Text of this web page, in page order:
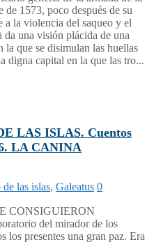
1573, poco después de su
a la violencia del saqueo y el
da una visión plácida de una
la que se disimulan las huellas
digna capital en la que las tro...
LAS ISLAS. Cuentos
LA CANINA
las islas, Galeatus 0
CONSIGUIERON
del mirador de los
los presentes una gran paz. Era